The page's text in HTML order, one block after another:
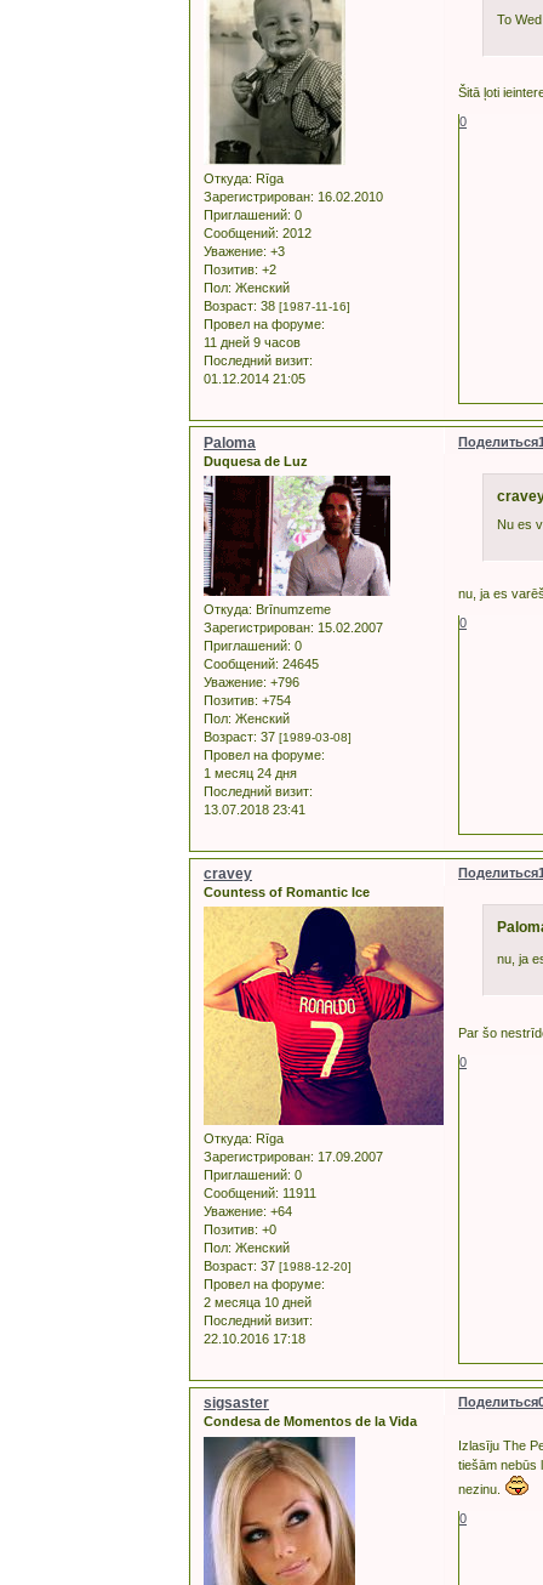
Откуда: Rīga
Зарегистрирован: 16.02.2010
Приглашений: 0
Сообщений: 2012
Уважение: +3
Позитив: +2
Пол: Женский
Возраст: 38 [1987-11-16]
Провел на форуме:
11 дней 9 часов
Последний визит:
01.12.2014 21:05
To
Šitā ļoti
0
Поделиться
Paloma
Duquesa de Luz
Откуда: Brīnumzeme
Зарегистрирован: 15.02.2007
Приглашений: 0
Сообщений: 24645
Уважение: +796
Позитив: +754
Пол: Женский
Возраст: 37 [1989-03-08]
Провел на форуме:
1 месяц 24 дня
Последний визит:
13.07.2018 23:41
Nu es
nu, ja es
0
Поделиться
cravey
Countess of Romantic Ice
Откуда: Rīga
Зарегистрирован: 17.09.2007
Приглашений: 0
Сообщений: 11911
Уважение: +64
Позитив: +0
Пол: Женский
Возраст: 37 [1988-12-20]
Провел на форуме:
2 месяца 10 дней
Последний визит:
22.10.2016 17:18
nu, ja
Par šo
0
Поделиться
sigsaster
Condesa de Momentos de la Vida
Izlasīju The
tiešām nebūs
nezinu.
0